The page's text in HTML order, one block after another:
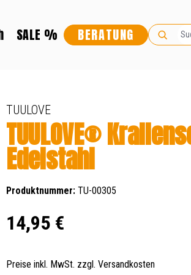
SALE % BERATUNG
TUULOVE
TUULOVE®
Edelstahl
Produktnummer:TU-00305
Regulärer Preis:
14,95 €
Preise inkl. MwSt. zzgl. Versandkosten